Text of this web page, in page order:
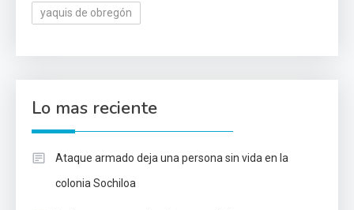
yaquis de obregón
Lo mas reciente
Ataque armado deja una persona sin vida en la
colonia Sochiloa